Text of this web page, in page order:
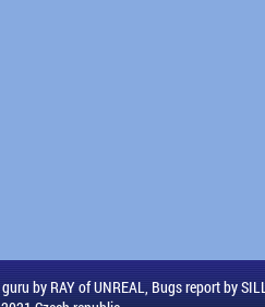
by RAY of UNREAL, Bugs report by